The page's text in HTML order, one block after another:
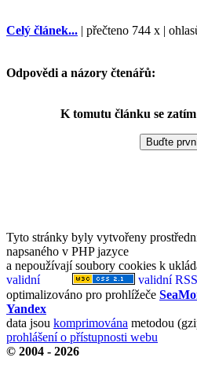
Celý článek... | přečteno 744 x |
Odpovědi a názory čtenářů:
K tomutu článku se
Tyto stránky byly vytvořeny
napsaného v PHP jazyce
a nepoužívají soubory cookies k
optimalizováno pro prohlížeče
Yandex
data jsou komprimována metodou
prohlášení o přístupnosti webu
© 2004 - 2026